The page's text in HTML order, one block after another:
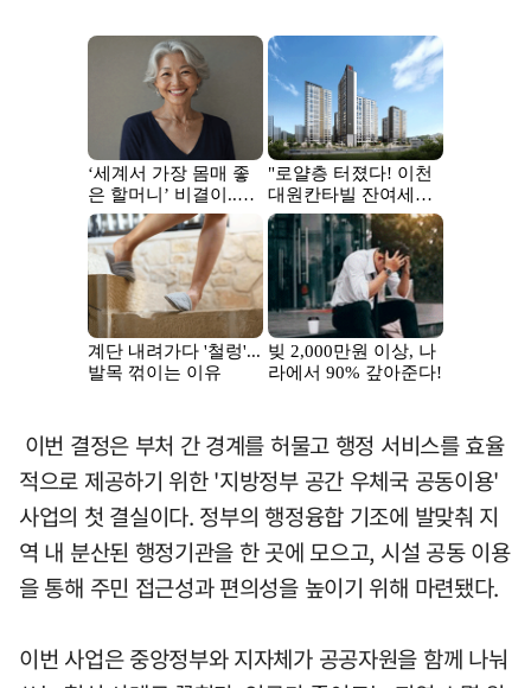
이번 결정은 부처 간 경계를 허물고 행정 서비스를 효율
적으로 제공하기 위한 '지방정부 공간 우체국 공동이용'
사업의 첫 결실이다. 정부의 행정융합 기조에 발맞춰 지
역 내 분산된 행정기관을 한 곳에 모으고, 시설 공동 이용
을 통해 주민 접근성과 편의성을 높이기 위해 마련됐다.
이번 사업은 중앙정부와 지자체가 공공자원을 함께 나눠